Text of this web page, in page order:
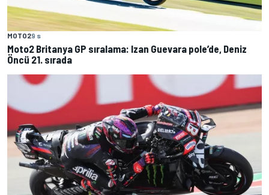
MOTO29 s
Moto2 Britanya GP sıralama: Izan Guevara pole’de, Deniz
Öncü 21. sırada